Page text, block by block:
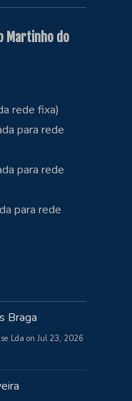
Martinho do
rede fixa)
para rede
para rede
para rede
Braga
Lda on Jul 23, 2026